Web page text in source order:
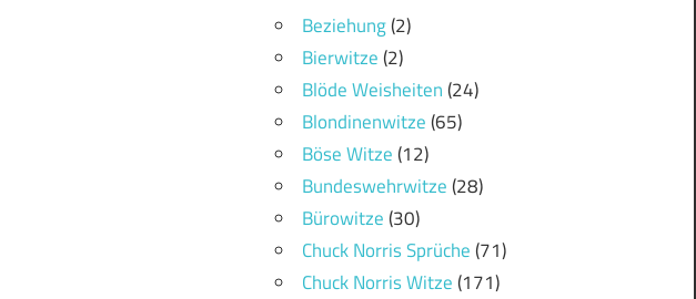
Beziehung(2)
Bierwitze(2)
Blöde Weisheiten(24)
Blondinenwitze(65)
Böse Witze(12)
Bundeswehrwitze(28)
Bürowitze(30)
Chuck Norris Sprüche(71)
Chuck Norris Witze(171)